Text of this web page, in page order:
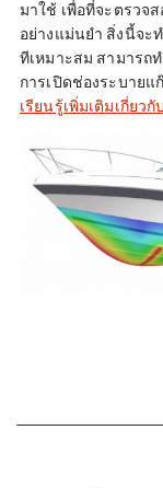
มาใช้ เพื่อที่จะตรวจ
อย่างแม่นยำ สิ่งนี้จะ
ทีเหมาะสม สามารถ
การเปิดช่องระบายแ
เรียนรู้เพิ่มเติมเกี่ยว